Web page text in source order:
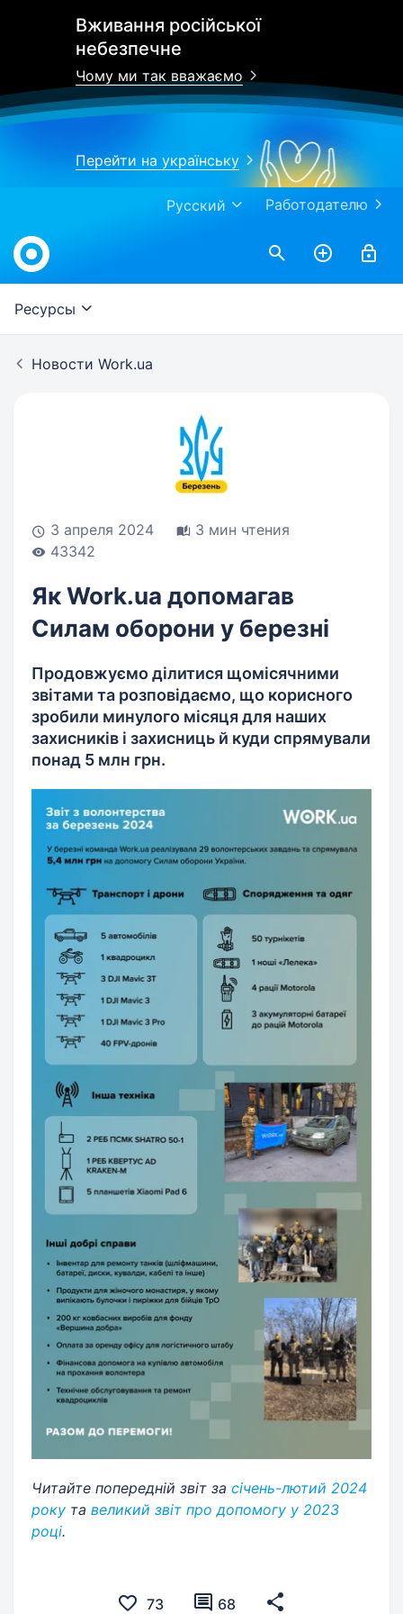
Вживання російської
небезпечне
Чому ми так вважаємо
Перейти на українську
Работодателю
Русский
Work.ua
Ресурсы
Новости Work.ua
3 апреля 2024
3 мин чтения
43342
Як Work.ua допомагав
Силам оборони у березні
Продовжуємо ділитися щомісячними
звітами та розповідаємо, що корисного
зробили минулого місяця для наших
захисників і захисниць й куди спрямували
понад 5 млн грн.
Читайте попередній звіт за січень-лютий 2024
року та великий звіт про допомогу у 2023
році.
73 68